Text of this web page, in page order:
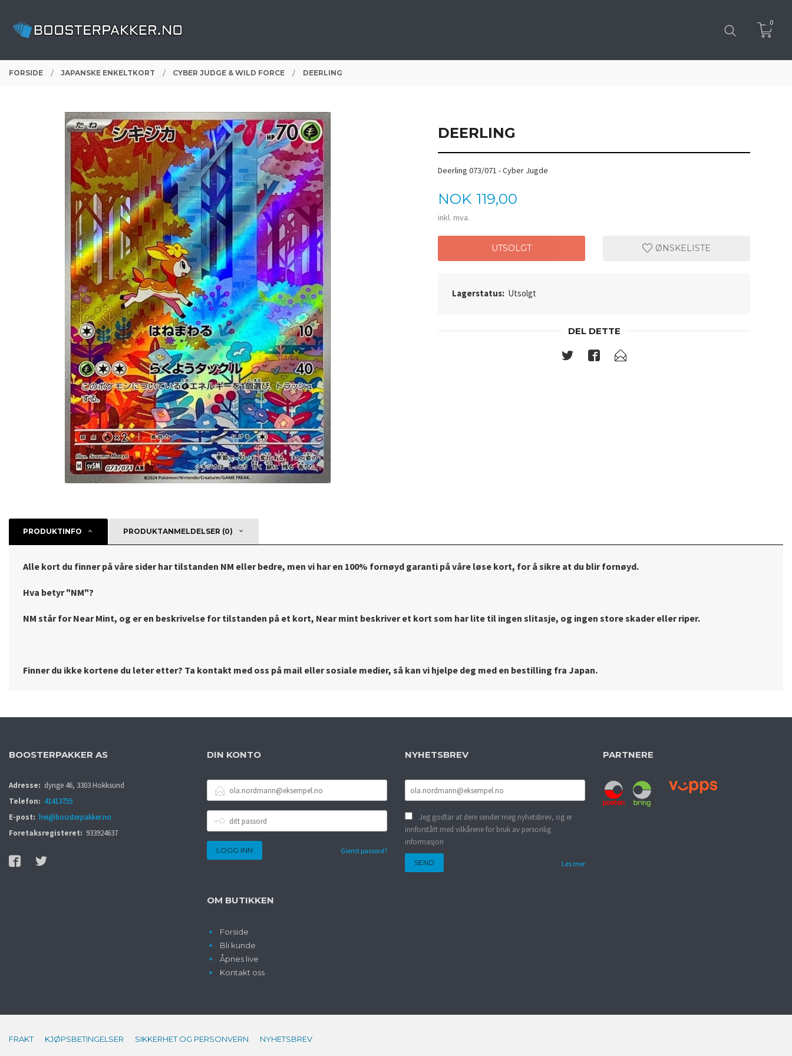
innholdet
0
FORSIDE JAPANSKE ENKELTKORT CYBER JUDGE & WILD FORCE DEERLING
DEERLING
Deerling 073/071 - Cyber Jugde
Pris
NOK 119,00
inkl. mva.
UTSOLGT ØNSKELISTE
Lagerstatus: Utsolgt
DEL DETTE
PRODUKTINFO PRODUKTANMELDELSER (0)
Alle kort du finner på våre sider har tilstanden NM eller bedre, men vi har en 100% fornøyd garanti på våre løse kort, for å sikre at du blir fornøyd.
Hva betyr "NM"?
NM står for Near Mint, og er en beskrivelse for tilstanden på et kort, Near mint beskriver et kort som har lite til ingen slitasje, og ingen store skader eller riper.
Finner du ikke kortene du leter etter? Ta kontakt med oss på mail eller sosiale medier, så kan vi hjelpe deg med en bestilling fra Japan.
BOOSTERPAKKER AS
Adresse: dynge 46, 3303 Hokksund
Telefon: 41413755
E-post: hei@boosterpakker.no
Foretaksregisteret: 933924637
DIN KONTO
POSTADRESSE
PASSORD
Glemt passord?
OM BUTIKKEN
Forside
Bli kunde
Åpnes live
Kontakt oss
NYHETSBREV
Jeg godtar at dere sender meg nyhetsbrev, og er
innforstått med vilkårene for bruk av personlig
informasjon
Les mer
PARTNERE
FRAKT KJØPSBETINGELSER SIKKERHET OG PERSONVERN NYHETSBREV